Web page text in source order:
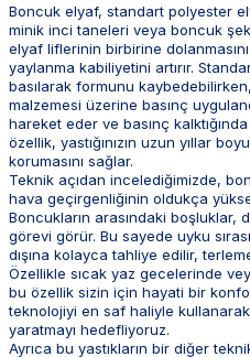
Boncuk elyaf, standart polyester
minik inci taneleri veya boncuk
elyaf liflerinin birbirine
yaylanma kabiliyetini artırır.
basılarak formunu
malzemesi üzerine basınç
hareket eder ve basınç
özellik, yastığınızın uzun yıllar
korumasını sağlar.
Teknik açıdan incelediğimizde,
hava geçirgenliğinin oldukça
Boncukların arasındaki boşluklar,
görevi görür. Bu sayede uyku
dışına kolayca tahliye edilir,
Özellikle sıcak yaz gecelerinde
bu özellik sizin için hayati bir
teknolojiyi en saf haliyle
yaratmayı hedefliyoruz.
Ayrıca bu yastıkların bir diğer